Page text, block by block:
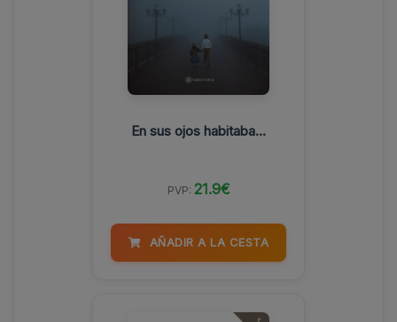
En sus ojos habitaba...
PVP: 21.9€
AÑADIR A LA CESTA